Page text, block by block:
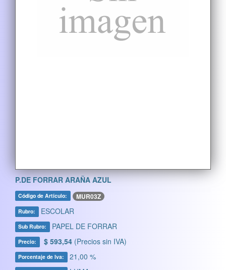
P.DE FORRAR ARAÑA AZUL
Código de Artículo: MUR03Z
Rubro: ESCOLAR
Sub Rubro: PAPEL DE FORRAR
Precio: $ 593,54 (Precios sin IVA)
Porcentaje de Iva: 21,00 %